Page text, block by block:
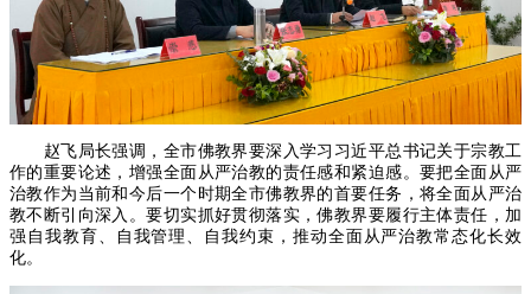
赵飞局长强调，全市佛教界要深入学习习近平总书记关于宗教工
作的重要论述，增强全面从严治教的责任感和紧迫感。要把全面从严
治教作为当前和今后一个时期全市佛教界的首要任务，将全面从严治
教不断引向深入。要切实抓好贯彻落实，佛教界要履行主体责任，加
强自我教育、自我管理、自我约束，推动全面从严治教常态化长效
化。